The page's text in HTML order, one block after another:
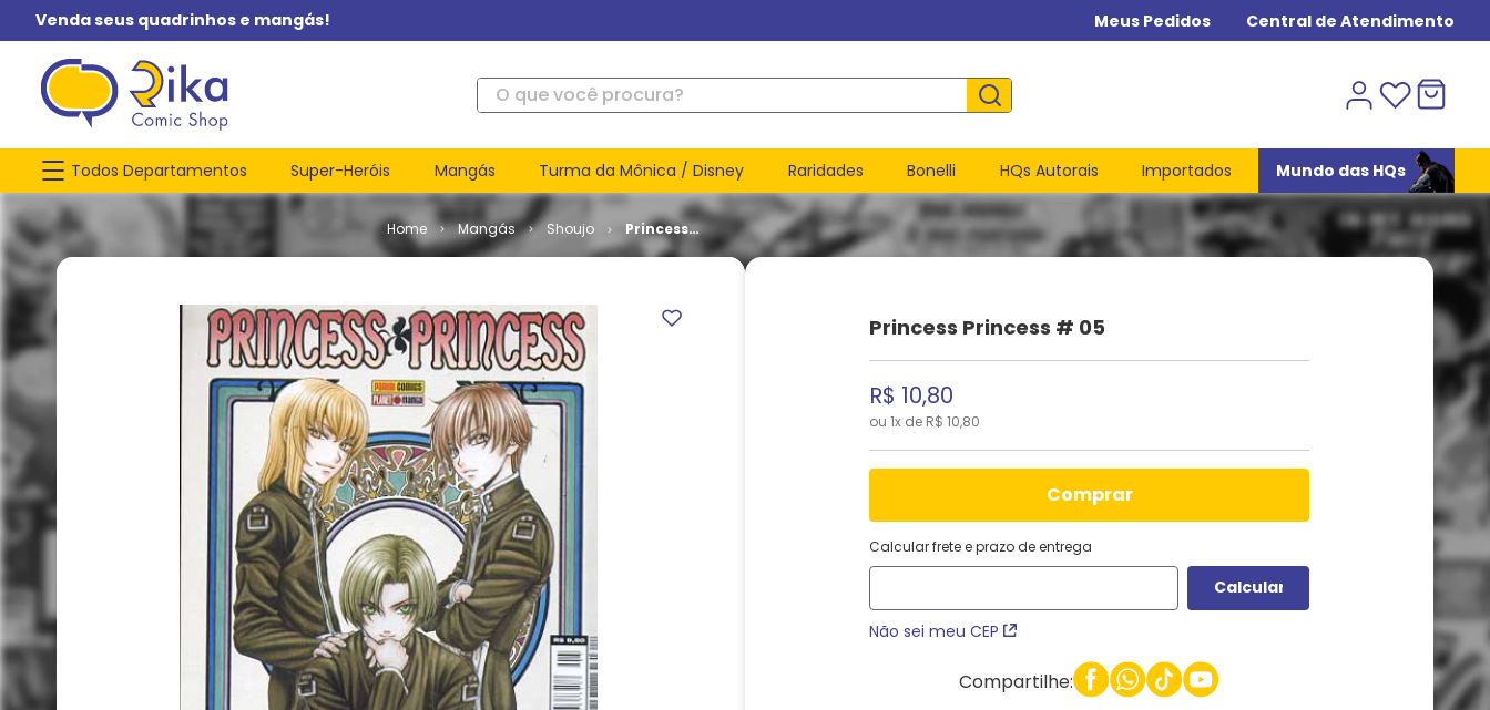
Venda seus quadrinhos e mangás! Meus Pedidos Central de Atendimento
O que você procura?
Todos Departamentos Super-Heróis Mangás Turma da Mônica / Disney Raridades Bonelli HQs Autorais Importados Mundo das HQs
Mangás Shoujo
Princess
Princess #
Princess Princess # 05
R$ 10,80
ou 1x de R$ 10,80
comprar
Calcular frete e prazo de entrega
Não sei meu CEP
Compartilhe: